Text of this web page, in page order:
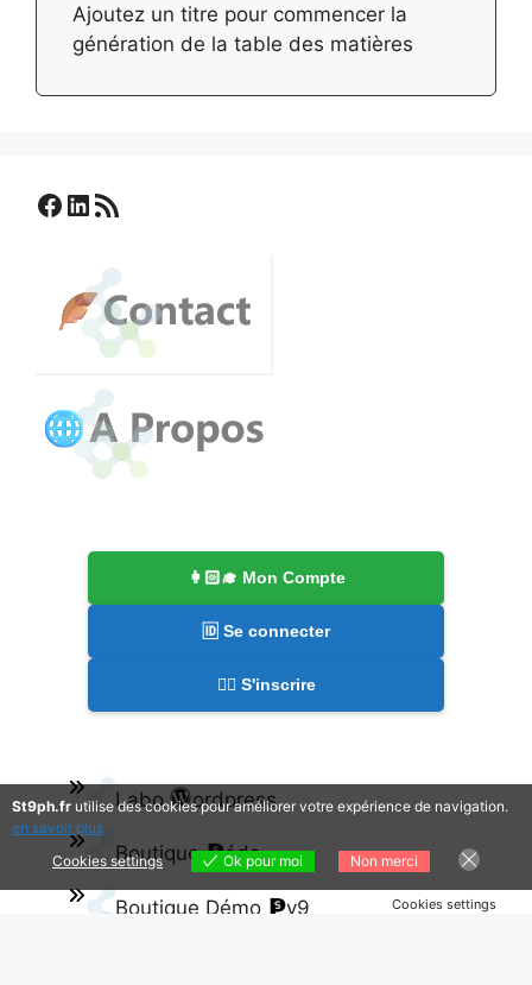
Ajoutez un titre pour commencer la
génération de la table des matières
Facebook
LinkedIn
Flux RSS
👩🏻‍🎓 Mon Compte
🆔 Se connecter
✍🏻 S'inscrire
Labo ordpress
Boutique éda
Boutique Démo v9
St9ph.fr utilise des cookies pour améliorer votre expérience de navigation.
en savoir plus
Cookies settings
Ok pour moi Non merci
Cookies settings